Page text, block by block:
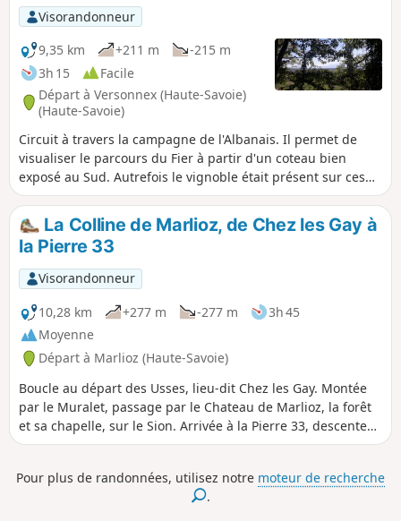
Visorandonneur
9,35 km
+211 m
-215 m
3h 15
Facile
Départ à Versonnex (Haute-Savoie)
(Haute-Savoie)
Circuit à travers la campagne de l'Albanais. Il permet de
visualiser le parcours du Fier à partir d'un coteau bien
exposé au Sud. Autrefois le vignoble était présent sur ces
terrains orientés Sud.
La Colline de Marlioz, de Chez les Gay à
la Pierre 33
Visorandonneur
10,28 km
+277 m -277 m
3h 45
Moyenne
Départ à Marlioz (Haute-Savoie)
Boucle au départ des Usses, lieu-dit Chez les Gay. Montée
par le Muralet, passage par le Chateau de Marlioz, la forêt
et sa chapelle, sur le Sion. Arrivée à la Pierre 33, descente
sur Minzier, et retour par la Route de la Forêt et le Chemin
assez raides, les chemins sont praticables bien que parfois
Pour plus de randonnées, utilisez notre moteur de recherche
.